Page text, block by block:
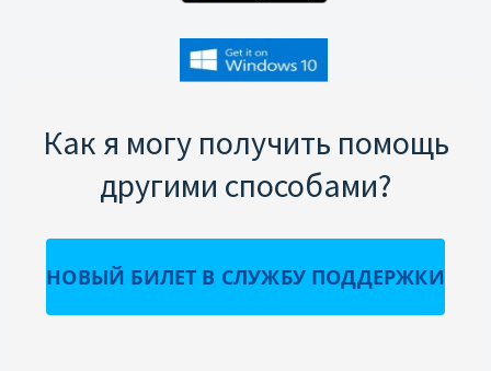
Как я могу получить помощь
другими способами?
НОВЫЙ БИЛЕТ В СЛУЖБУ ПОДДЕРЖКИ